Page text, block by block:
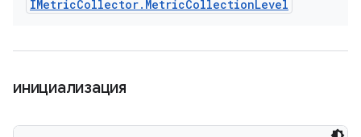
IMetricCollector. MetricCollectionLevel
инициализация